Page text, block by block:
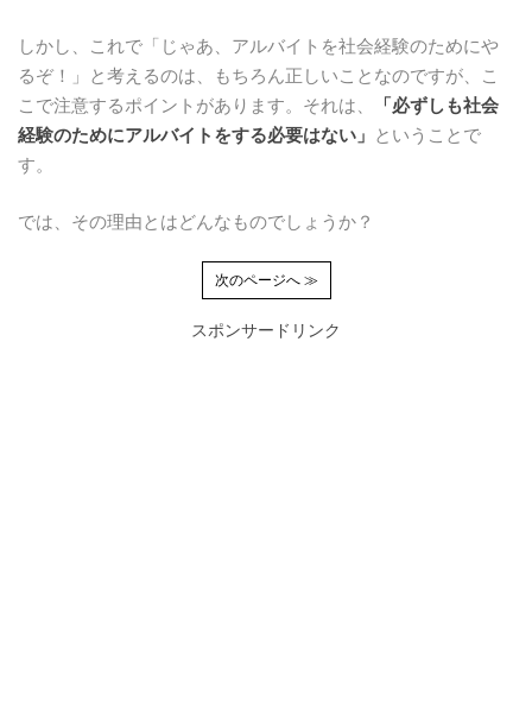
しかし、これで「じゃあ、アルバイトを社会経験のためにや
るぞ！」と考えるのは、もちろん正しいことなのですが、こ
こで注意するポイントがあります。それは、
「必ずしも社会
経験のためにアルバイトをする必要はない」
ということで
す。
では、その理由とはどんなものでしょうか？
次のページへ ≫
スポンサードリンク